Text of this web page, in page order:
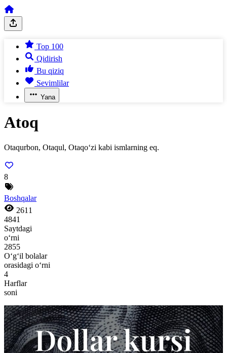
Top 100
Qidirish
Bu qiziq
Sevimlilar
Yana
Atoq
Otaqurbon, Otaqul, Otaqo‘zi kabi ismlarning eq.
8
Boshqalar
2611
4841
Saytdagi
o‘rni
2855
O‘g‘il bolalar
orasidagi o‘rni
4
Harflar
soni